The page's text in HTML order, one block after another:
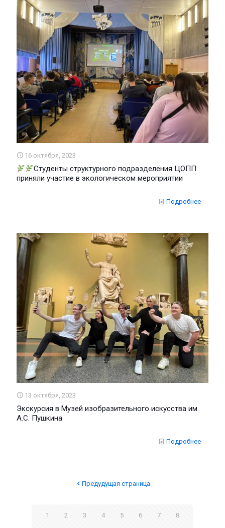
16 октября, 2023
Студенты структурного подразделения ЦОПП
приняли участие в экологическом мероприятии
Подробнее
13 октября, 2023
Экскурсия в Музей изобразительного искусства им.
А.С. Пушкина
Подробнее
Предудущая страница
1 2 3 4 5 6 7 8